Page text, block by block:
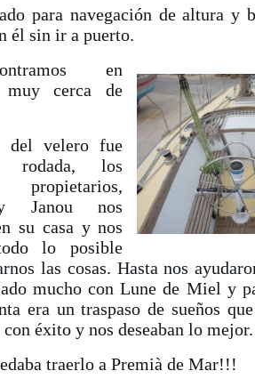
para navegación de altura y
él sin ir a puerto.
en
muy cerca de
del velero fue
rodada, los
propietarios,
Janou nos
su casa y nos
lo posible
las cosas. Hasta nos
mucho con Lune de Miel y
era un traspaso de sueños
éxito y nos deseaban lo mejor.
traerlo a Premià de Mar!!!